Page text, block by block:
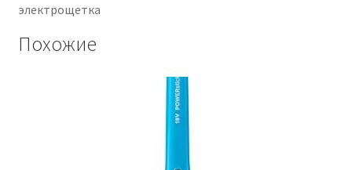
электрощетка
Похожие